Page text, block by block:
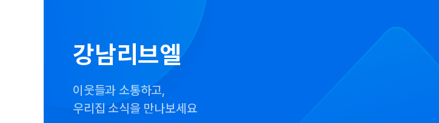
강남리브엘
이웃들과 소통하고,
우리집 소식을 만나보세요